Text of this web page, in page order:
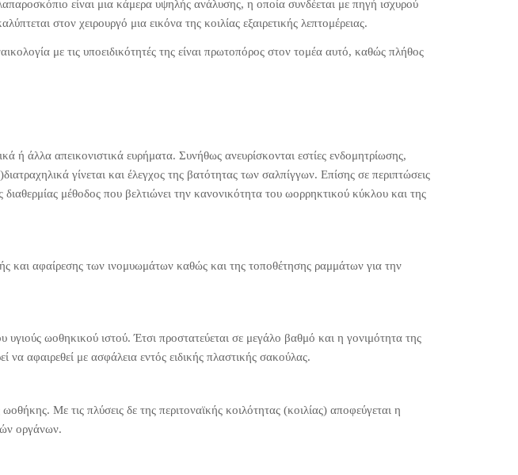
είναι μια κάμερα υψηλής ανάλυσης, η οποία συνδέεται με πηγή ισχυρού
στον χειρουργό μια εικόνα της κοιλίας εξαιρετικής λεπτομέρειας.
με τις υποειδικότητές της είναι πρωτοπόρος στον τομέα αυτό, καθώς πλήθος
ή άλλα απεικονιστικά ευρήματα. Συνήθως ανευρίσκονται εστίες ενδομητρίωσης,
γίνεται και έλεγχος της βατότητας των σαλπίγγων. Επίσης σε περιπτώσεις
μέθοδος που βελτιώνει την κανονικότητα του ωορρηκτικού κύκλου και της
και αφαίρεσης των ινομυωμάτων καθώς και της τοποθέτησης ραμμάτων για την
ωοθηκικού ιστού. Έτσι προστατεύεται σε μεγάλο βαθμό και η γονιμότητα της
αφαιρεθεί με ασφάλεια εντός ειδικής πλαστικής σακούλας.
Με τις πλύσεις δε της περιτοναϊκής κοιλότητας (κοιλίας) αποφεύγεται η
οργάνων.